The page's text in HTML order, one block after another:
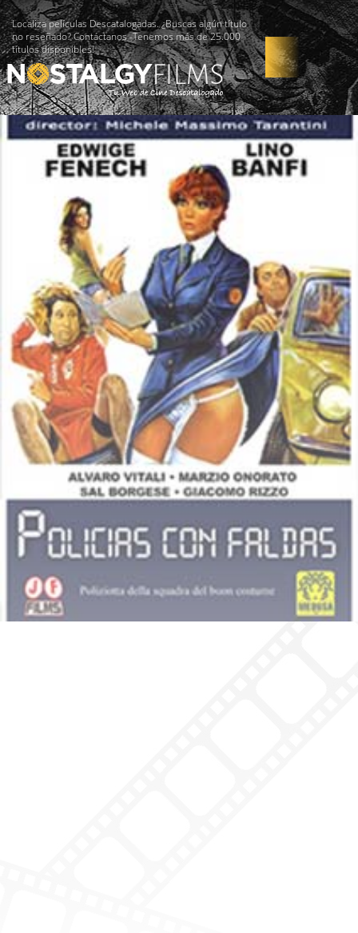
Localiza películas Descatalogadas. ¿Buscas algún título
no reseñado? Contáctanos -Tenemos más de 25.000
títulos disponibles!